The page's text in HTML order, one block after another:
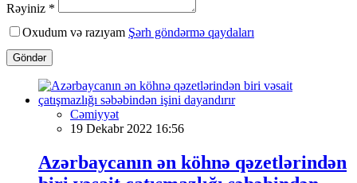
Rəyiniz *
Oxudum və razıyam Şərh göndərmə qaydaları
Göndər
Cəmiyyət
19 Dekabr 2022 16:56
Azərbaycanın ən köhnə qəzetlərindən